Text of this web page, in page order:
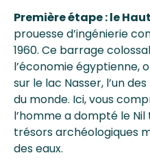
Première étape : le
prouesse d’ingénierie
1960. Ce barrage
l’économie égyptienne,
sur le lac Nasser, l’un
du monde. Ici, vous
l’homme a dompté le
trésors archéologiques
des eaux.